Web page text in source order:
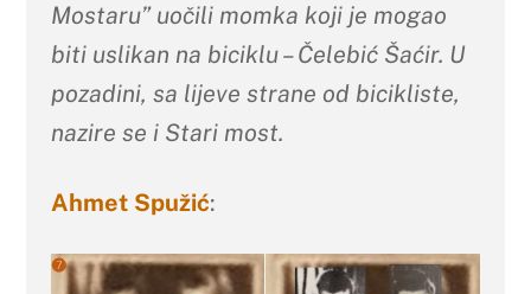
Mostaru” uočili momka koji je mogao
biti uslikan na biciklu – Čelebić Šaćir. U
pozadini, sa lijeve strane od bicikliste,
nazire se i Stari most.
Ahmet Spužić: